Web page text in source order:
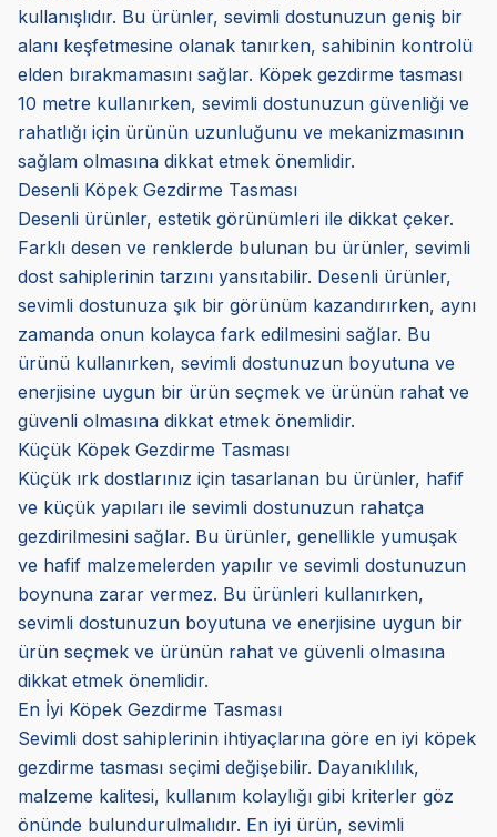
kullanışlıdır. Bu ürünler, sevimli dostunuzun geniş bir
alanı keşfetmesine olanak tanırken, sahibinin kontrolü
elden bırakmamasını sağlar. Köpek gezdirme tasması
10 metre kullanırken, sevimli dostunuzun güvenliği ve
rahatlığı için ürünün uzunluğunu ve mekanizmasının
sağlam olmasına dikkat etmek önemlidir.
Desenli Köpek Gezdirme Tasması
Desenli ürünler, estetik görünümleri ile dikkat çeker.
Farklı desen ve renklerde bulunan bu ürünler, sevimli
dost sahiplerinin tarzını yansıtabilir. Desenli ürünler,
sevimli dostunuza şık bir görünüm kazandırırken, aynı
zamanda onun kolayca fark edilmesini sağlar. Bu
ürünü kullanırken, sevimli dostunuzun boyutuna ve
enerjisine uygun bir ürün seçmek ve ürünün rahat ve
güvenli olmasına dikkat etmek önemlidir.
Küçük Köpek Gezdirme Tasması
Küçük ırk dostlarınız için tasarlanan bu ürünler, hafif
ve küçük yapıları ile sevimli dostunuzun rahatça
gezdirilmesini sağlar. Bu ürünler, genellikle yumuşak
ve hafif malzemelerden yapılır ve sevimli dostunuzun
boynuna zarar vermez. Bu ürünleri kullanırken,
sevimli dostunuzun boyutuna ve enerjisine uygun bir
ürün seçmek ve ürünün rahat ve güvenli olmasına
dikkat etmek önemlidir.
En İyi Köpek Gezdirme Tasması
Sevimli dost sahiplerinin ihtiyaçlarına göre en iyi köpek
gezdirme tasması seçimi değişebilir. Dayanıklılık,
malzeme kalitesi, kullanım kolaylığı gibi kriterler göz
önünde bulundurulmalıdır. En iyi ürün, sevimli